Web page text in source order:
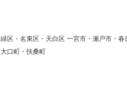
区・名東区・天白区 一宮市・瀬戸市・
口町・扶桑町